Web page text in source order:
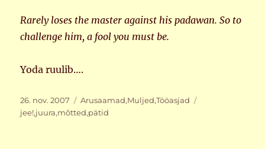
Rarely loses the master against his padawan. So to
challenge him, a fool you must be.
Yoda ruulib….
Postitatud
26. nov. 2007 Rubriigid
Arusaamad,Muljed,Tööasjad
jee!,juura,mõtted,pätid